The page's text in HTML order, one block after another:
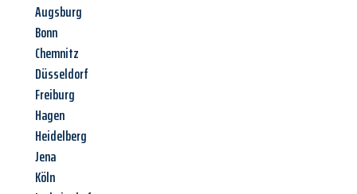
Augsburg
Bonn
Chemnitz
Düsseldorf
Freiburg
Hagen
Heidelberg
Jena
Köln